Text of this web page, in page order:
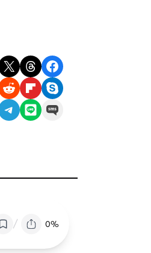
Share on X Share on Threads
Share on Facebook
Share on Reddit Share on Flipboard
Share on Skype
Share on Telegram Share on LINE
Share on SMS
/ 0%